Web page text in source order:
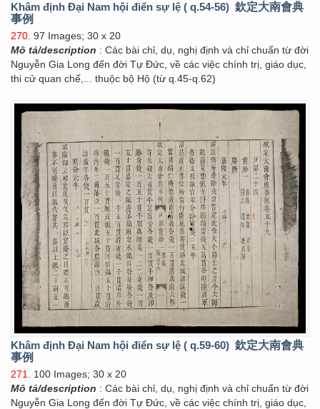
Khâm định Đại Nam hội điển sự lệ ( q.54-56) 欽定大南會典
事例
270 . 97 Images; 30 x 20
Mô tả/description : Các bài chỉ, dụ, nghị định và chỉ chuẩn từ đời
Nguyễn Gia Long đến đời Tự Đức, về các việc chính trị, giáo dục,
thi cử quan chế,... thuộc bộ Hộ (từ q.45-q.62)
Khâm định Đại Nam hội điển sự lệ ( q.59-60) 欽定大南會典
事例
271
. 100 Images; 30 x 20
Mô tả/description : Các bài chỉ, dụ, nghị định và chỉ chuẩn từ đời
Nguyễn Gia Long đến đời Tự Đức, về các việc chính trị, giáo dục,